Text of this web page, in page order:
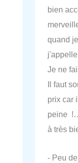
bien
quand
Je ne
Il faut
prix car
peine
à très
- Peu